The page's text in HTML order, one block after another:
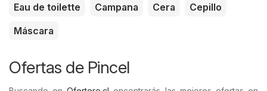
Eau de toilette
Campana Cera
Cepillo
Máscara
Ofertas de Pincel